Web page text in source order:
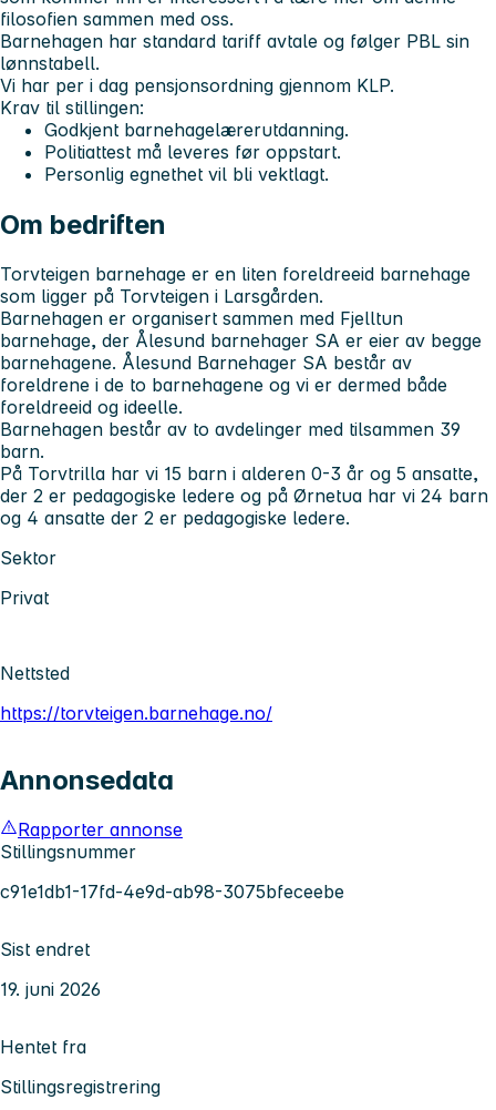
filosofien sammen med oss.
Barnehagen har standard tariff avtale og følger PBL sin
lønnstabell.
Vi har per i dag pensjonsordning gjennom KLP.
Krav til stillingen:
Godkjent barnehagelærerutdanning.
Politiattest må leveres før oppstart.
Personlig egnethet vil bli vektlagt.
Om bedriften
Torvteigen barnehage er en liten foreldreeid barnehage
som ligger på Torvteigen i Larsgården.
Barnehagen er organisert sammen med Fjelltun
barnehage, der Ålesund barnehager SA er eier av begge
barnehagene. Ålesund Barnehager SA består av
foreldrene i de to barnehagene og vi er dermed både
foreldreeid og ideelle.
Barnehagen består av to avdelinger med tilsammen 39
barn.
På Torvtrilla har vi 15 barn i alderen 0-3 år og 5 ansatte,
der 2 er pedagogiske ledere og på Ørnetua har vi 24 barn
og 4 ansatte der 2 er pedagogiske ledere.
Sektor
Privat
Nettsted
https://torvteigen.barnehage.no/
Annonsedata
Rapporter annonse
Stillingsnummer
c91e1db1-17fd-4e9d-ab98-3075bfeceebe
Sist endret
19. juni 2026
Hentet fra
Stillingsregistrering